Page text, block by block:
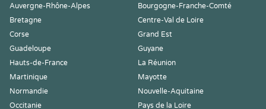
Auvergne-Rhône-Alpes
Bourgogne-Franche-Comté
Bretagne
Centre-Val de Loire
Corse
Grand Est
Guadeloupe
Guyane
Hauts-de-France
La Réunion
Martinique
Mayotte
Normandie
Nouvelle-Aquitaine
Occitanie
Pays de la Loire